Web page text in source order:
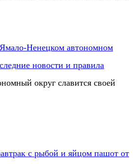
Ненецком автономном
новости и правила
округ славится своей
с рыбой и яйцом пашот от